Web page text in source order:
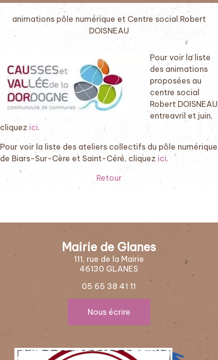
animations pôle numérique et Centre social Robert
DOISNEAU
Pour voir la liste
des animations
proposées au
centre social
Robert DOISNEAU
entreavril et juin,
cliquez ici.
Pour voir la liste des ateliers collectifs du pôle numérique
de Biars-Sur-Cère et Saint-Céré, cliquez ici.
Retour
Mairie de Glanes
111, rue de la Mairie
46130 GLANES
05 65 38 41 11
Nous écrire